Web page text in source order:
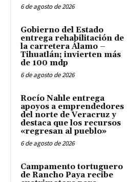
6 de agosto de 2026
Gobierno del Estado
entrega rehabilitación de
la carretera Álamo –
Tihuatlán; invierten más
de 100 mdp
6 de agosto de 2026
Rocío Nahle entrega
apoyos a emprendedores
del norte de Veracruz y
destaca que los recursos
«regresan al pueblo»
6 de agosto de 2026
Campamento tortuguero
de Rancho Paya recibe